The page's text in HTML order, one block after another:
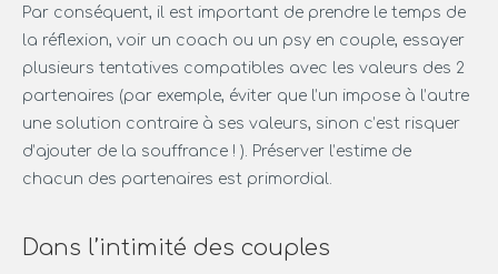
Par conséquent, il est important de prendre le temps de
la réflexion, voir un coach ou un psy en couple, essayer
plusieurs tentatives compatibles avec les valeurs des 2
partenaires (par exemple, éviter que l’un impose à l’autre
une solution contraire à ses valeurs, sinon c’est risquer
d’ajouter de la souffrance ! ). Préserver l’estime de
chacun des partenaires est primordial.
Dans l’intimité des couples